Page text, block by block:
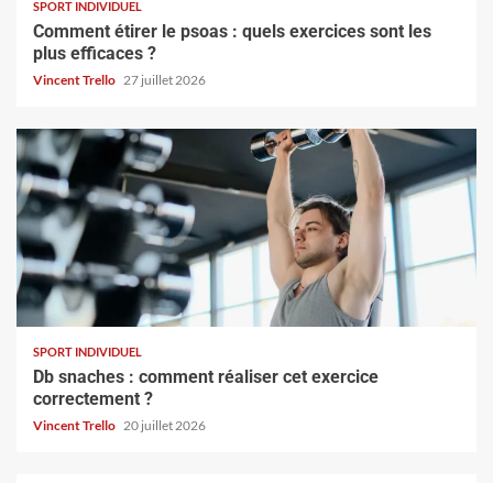
SPORT INDIVIDUEL
Comment étirer le psoas : quels exercices sont les
plus efficaces ?
Vincent Trello 27 juillet 2026
SPORT INDIVIDUEL
Db snaches : comment réaliser cet exercice
correctement ?
Vincent Trello 20 juillet 2026